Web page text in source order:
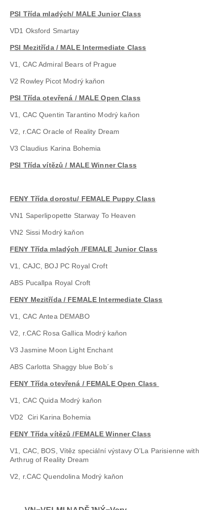
PSI Třída mladých/ MALE Junior Class
VD1 Oksford Smartay
PSI Mezitřída / MALE Intermediate Class
V1, CAC Admiral Bears of Prague
V2 Rowley Picot Modrý kaňon
PSI Třída otevřená / MALE Open Class
V1, CAC Quentin Tarantino Modrý kaňon
V2, r.CAC Oracle of Reality Dream
V3 Claudius Karina Bohemia
PSI Třída vítězů / MALE Winner Class
FENY Třída dorostu/ FEMALE Puppy Class
VN1 Saperlipopette Starway To Heaven
VN2 Sissi Modrý kaňon
FENY Třída mladých /FEMALE Junior Class
V1, CAJC, BOJ PC Royal Croft
ABS Pucallpa Royal Croft
FENY Mezitřída / FEMALE Intermediate Class
V1, CAC Antea DEMABO
V2, r.CAC Rosa Gallica Modrý kaňon
V3 Jasmine Moon Light Enchant
ABS Carlotta Shaggy blue Bob´s
FENY Třída otevřená / FEMALE Open Class
V1, CAC Quida Modrý kaňon
VD2 Ciri Karina Bohemia
FENY Třída vítězů /FEMALE Winner Class
V1, CAC, BOS, Vítěz speciální výstavy O’La Parisienne with
Arthrug of Reality Dream
V2, r.CAC Quendolina Modrý kaňon